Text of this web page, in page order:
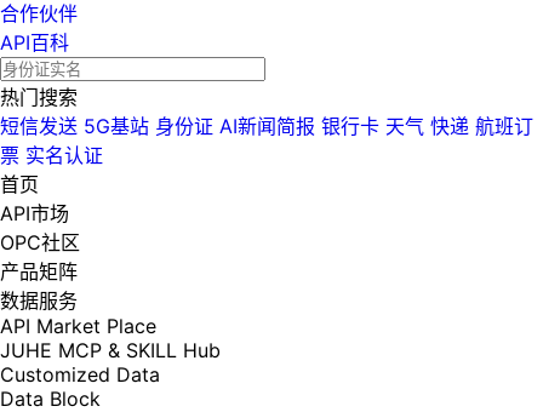
合作伙伴
API百科
热门搜索
短信发送 5G基站 身份证 AI新闻简报 银行卡 天气 快递 航班订
票 实名认证
首页
API市场
OPC社区
产品矩阵
数据服务
API Market Place
JUHE MCP & SKILL Hub
Customized Data
Data Block